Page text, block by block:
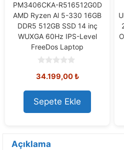
PM3406CKA-R516512G0D
AMD Ryzen Al 5-330 16GB
DDR5 512GB SSD 14 inç
WUXGA 60Hz IPS-Level
FreeDos Laptop
o
t
o
f
5
34.199,00₺
Sepete Ekle
Açıklama